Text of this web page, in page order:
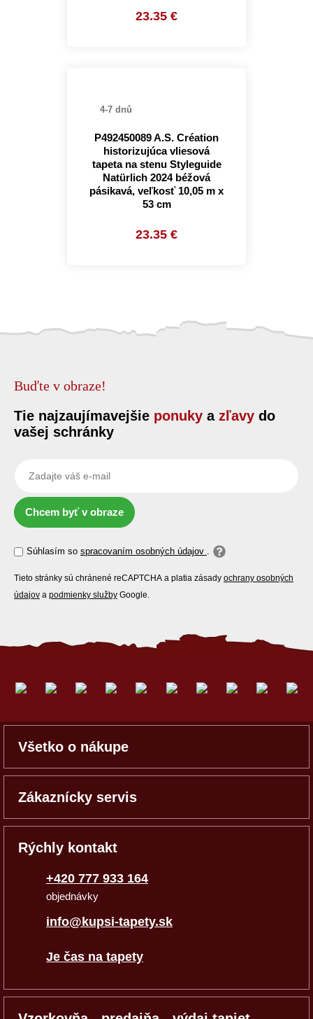
23.35 €
4-7 dnů
P492450089 A.S. Création
historizujúca vliesová
tapeta na stenu Styleguide
Natürlich 2024 béžová
pásikavá, veľkosť 10,05 m x
53 cm
23.35 €
Buďte v obraze!
Tie najzaujímavejšie ponuky a zľavy do
vašej schránky
Chcem byť v obraze
Súhlasím so spracovaním osobných údajov .
Tieto stránky sú chránené reCAPTCHA a platia zásady ochrany osobných
údajov a podmienky služby Google.
Všetko o nákupe
Zákaznícky servis
Rýchly kontakt
+420 777 933 164
objednávky
info@kupsi-tapety.sk
Je čas na tapety